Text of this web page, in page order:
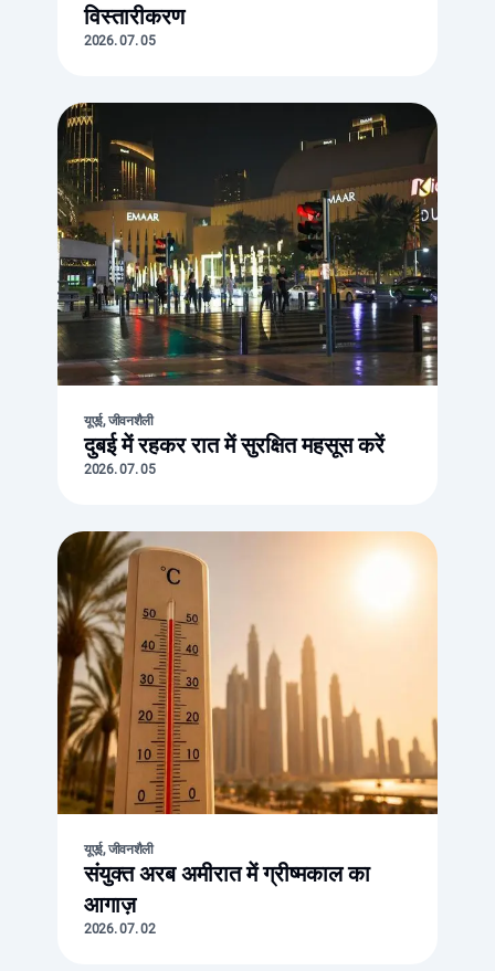
विस्तारीकरण
2026. 07. 05
यूएई, जीवनशैली
दुबई में रहकर रात में सुरक्षित महसूस करें
2026. 07. 05
यूएई, जीवनशैली
संयुक्त अरब अमीरात में ग्रीष्मकाल का
आगाज़
2026. 07. 02